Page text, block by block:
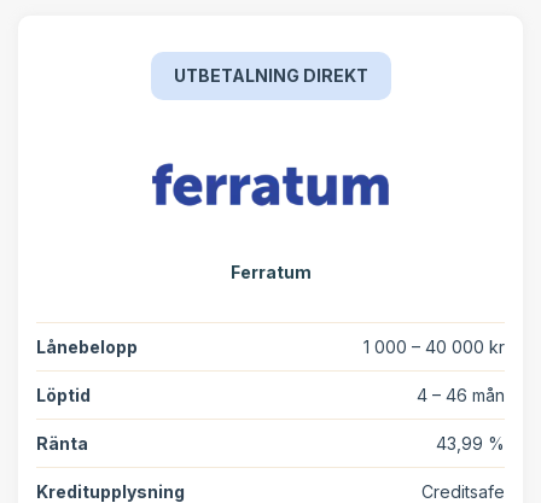
UTBETALNING DIREKT
Ferratum
Lånebelopp 1 000 – 40 000 kr
Löptid 4 – 46 mån
Ränta 43,99 %
Kreditupplysning Creditsafe